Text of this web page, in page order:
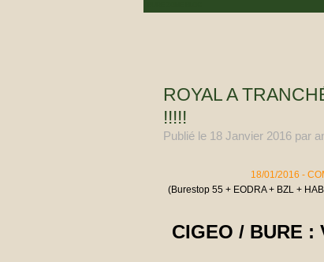
ROYAL A
!!!!!
Publié le 18 Janvier 2016 par
18/01/2016 -
(Burestop 55 + EODRA + BZL +
CIGEO / BURE